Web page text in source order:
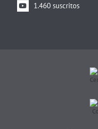
1.460 suscritos